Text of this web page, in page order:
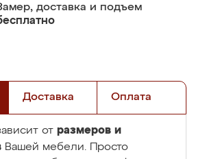
доставка и подъем
Доставка Оплата
от размеров и
Вашей мебели. Просто